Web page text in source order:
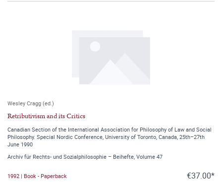
Wesley Cragg (ed.)
Retributivism and its Critics
Canadian Section of the International Association for Philosophy of Law and Social
Philosophy. Special Nordic Conference, University of Toronto, Canada, 25th–27th
June 1990
Archiv für Rechts- und Sozialphilosophie – Beihefte, Volume 47
1992 | Book - Paperback €37.00*